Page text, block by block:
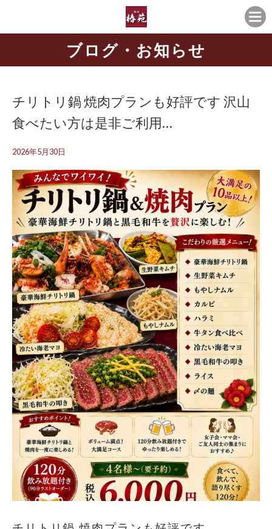
ブログ・お知らせ
チリトリ鍋 焼肉プランも好評です 沢山
食べたい方は是非ご利用…
2026年5月30日